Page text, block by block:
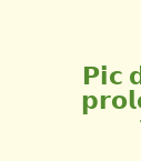
𝗣𝗶𝗰